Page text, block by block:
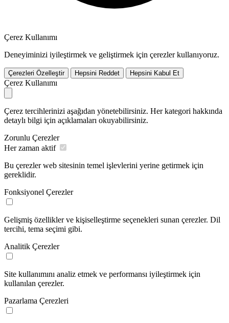
Çerez Kullanımı
Deneyiminizi iyileştirmek ve geliştirmek için çerezler kullanıyoruz.
Çerezleri Özelleştir Hepsini Reddet Hepsini Kabul Et
Çerez Kullanımı
Çerez tercihlerinizi aşağıdan yönetebilirsiniz. Her kategori hakkında
detaylı bilgi için açıklamaları okuyabilirsiniz.
Zorunlu Çerezler
Her zaman aktif
Bu çerezler web sitesinin temel işlevlerini yerine getirmek için
gereklidir.
Fonksiyonel Çerezler
Gelişmiş özellikler ve kişiselleştirme seçenekleri sunan çerezler. Dil
tercihi, tema seçimi gibi.
Analitik Çerezler
Site kullanımını analiz etmek ve performansı iyileştirmek için
kullanılan çerezler.
Pazarlama Çerezleri